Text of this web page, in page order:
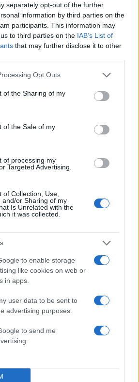
separately opt-out of the further
information by third parties on the
participants. This information may
to third parties on the IAB’s List of
that may further disclose it to other
app uses one or more Google
or usage behaviour. You may click to
to Google and its third-party tags to
specified purposes in below Google
Opt Outs
of the Sharing of my
of the Sale of my
of processing my
Targeted Advertising.
of Collection, Use,
and/or Sharing of my
Is Unrelated with the
it was collected.
to enable storage
like cookies on web or
in apps.
user data to be sent to
advertising purposes.
to send me
στοGoogle News και
για όλη την ειδησεογραφία και τα
την επέτειο θανάτου της
«κλειδί» της συζύγου του
– Το στίγμα του
από την Ινδία και τα
ευχήθηκε για τη
Παυλόπουλου: «Δεκαπέντε
υπομονή και αγάπη»
ζωή της στο να βοηθά
είχαν ανάγκη» - Η πρώτη
της 38χρονης
νεκρή στην Κυψέλη
Στο Αποτεφρωτήριο
χαίρε» στον Έλληνα
ψήφος εμπιστοσύνης» η
Meridiam στην GSI